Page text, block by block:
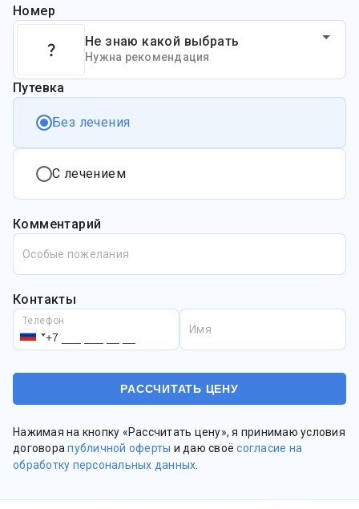
Номер
Не знаю какой выбрать
Нужна рекомендация
Путевка
Без лечения
С лечением
Комментарий
Особые пожелания
Контакты
Телефон
Имя
Нажимая на кнопку «Рассчитать цену», я принимаю условия
договорапубличной оферты и даю своёсогласие на
обработку персональных данных